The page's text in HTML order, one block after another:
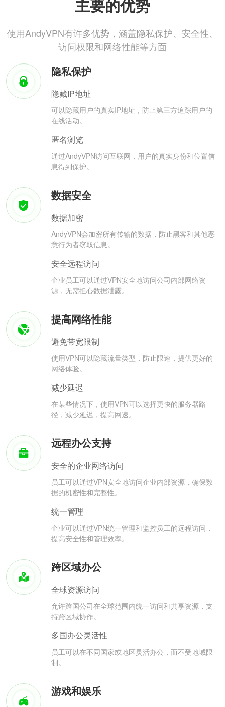
主要的优势
使用AndyVPN有许多优势，涵盖隐私保护、安全性、
访问权限和网络性能等方面
隐私保护
隐藏IP地址
可以隐藏用户的真实IP地址，防止第三方追踪用户的
在线活动。
匿名浏览
通过AndyVPN访问互联网，用户的真实身份和位置信
息得到保护。
数据安全
数据加密
AndyVPN会加密所有传输的数据，防止黑客和其他恶
意行为者窃取信息。
安全远程访问
企业员工可以通过VPN安全地访问公司内部网络资
源，无需担心数据泄露。
提高网络性能
避免带宽限制
使用VPN可以隐藏流量类型，防止限速，提供更好的
网络体验。
减少延迟
在某些情况下，使用VPN可以选择更快的服务器路
径，减少延迟，提高网速。
远程办公支持
安全的企业网络访问
员工可以通过VPN安全地访问企业内部资源，确保数
据的机密性和完整性。
统一管理
企业可以通过VPN统一管理和监控员工的远程访问，
提高安全性和管理效率。
跨区域办公
全球资源访问
允许跨国公司在全球范围内统一访问和共享资源，支
持跨区域协作。
多国办公灵活性
员工可以在不同国家或地区灵活办公，而不受地域限
制。
游戏和娱乐